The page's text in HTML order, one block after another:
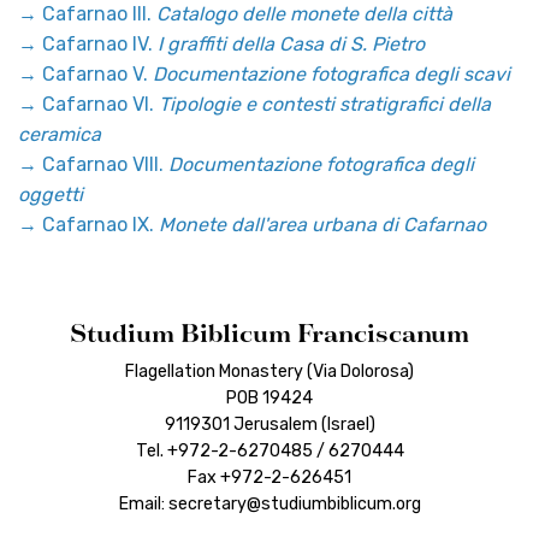
→ Cafarnao III. Catalogo delle monete della città
→ Cafarnao IV. I graffiti della Casa di S. Pietro
→ Cafarnao V. Documentazione fotografica degli scavi
→ Cafarnao VI. Tipologie e contesti stratigrafici della
ceramica
→ Cafarnao VIII. Documentazione fotografica degli
oggetti
→ Cafarnao IX. Monete dall'area urbana di Cafarnao
Studium Biblicum Franciscanum
Flagellation Monastery (Via Dolorosa)
POB 19424
9119301 Jerusalem (Israel)
Tel. +972-2-6270485 / 6270444
Fax +972-2-626451
Email: secretary@studiumbiblicum.org